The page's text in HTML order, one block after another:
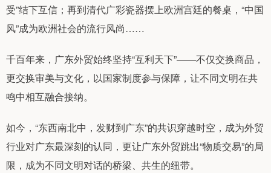
受”结下互信；再到清代广彩瓷器摆上欧洲宫廷的餐桌，“中国
风”成为欧洲社会的流行风尚……
千百年来，广东外贸始终坚持“互利天下”——不仅交换商品，
更交换审美与文化，以国家制度参与保障，让不同文明在共
鸣中相互融合接纳。
如今，“东西南北中，发财到广东”的共识穿越时空，成为外贸
行业对广东最深刻的认同，更让广东外贸跳出“物质交易”的局
限，成为不同文明对话的桥梁、共生的纽带。